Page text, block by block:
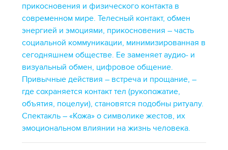
прикосновения и физического контакта в
современном мире. Телесный контакт, обмен
энергией и эмоциями, прикосновения – часть
социальной коммуникации, минимизированная в
сегодняшнем обществе. Ее заменяет аудио- и
визуальный обмен, цифровое общение.
Привычные действия – встреча и прощание, –
где сохраняется контакт тел (рукопожатие,
объятия, поцелуи), становятся подобны ритуалу.
Спектакль – «Кожа» о символике жестов, их
эмоциональном влиянии на жизнь человека.